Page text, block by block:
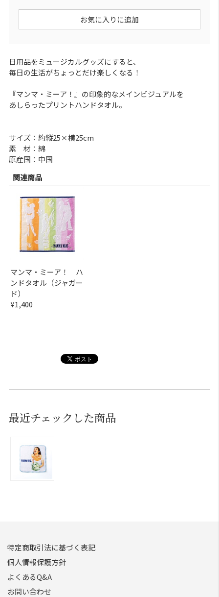
お気に入りに追加
日用品をミュージカルグッズにすると、
毎日の生活がちょっとだけ楽しくなる！
『マンマ・ミーア！』の印象的なメインビジュアルを
あしらったプリントハンドタオル。
サイズ：約縦25×横25cm
素 材：綿
原産国：中国
関連商品
マンマ・ミーア！ ハ
ンドタオル（ジャガー
ド）
¥1,400
最近チェックした商品
特定商取引法に基づく表記
個人情報保護方針
よくあるQ&A
お問い合わせ